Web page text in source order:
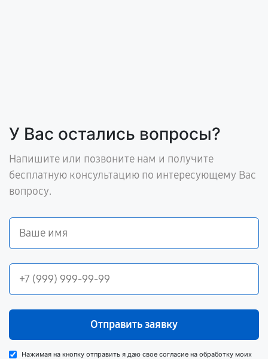
У Вас остались вопросы?
Напишите или позвоните нам и получите
бесплатную консультацию по интересующему Вас
вопросу.
Отправить заявку
Нажимая на кнопку отправить я даю свое согласие на обработку моих